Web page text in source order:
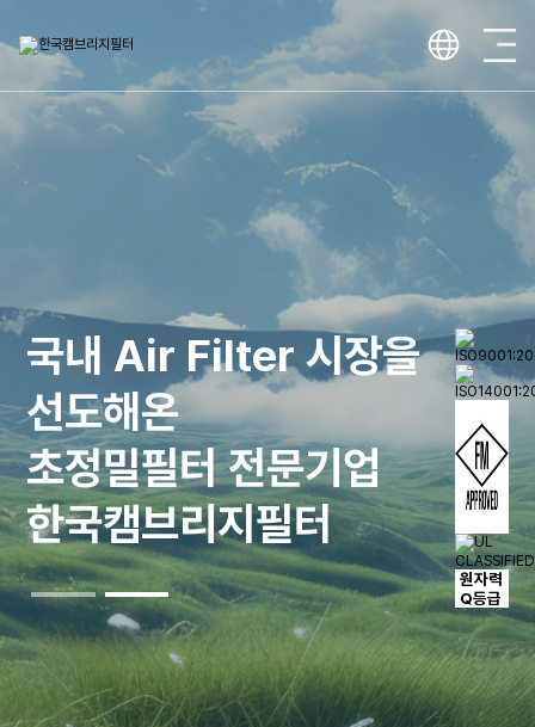
국내 Air Filter 시장을
선도해온
초정밀필터 전문기업
한국캠브리지필터
원자력
Q등급